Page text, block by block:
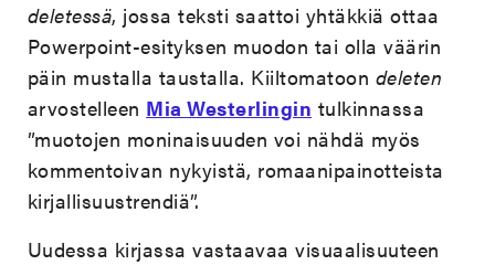
deletessä, jossa teksti saattoi yhtäkkiä ottaa
Powerpoint-esityksen muodon tai olla väärin
päin mustalla taustalla. Kiiltomatoon deleten
arvostelleen Mia Westerlingin tulkinnassa
”muotojen moninaisuuden voi nähdä myös
kommentoivan nykyistä, romaanipainotteista
kirjallisuustrendiä”.
Uudessa kirjassa vastaavaa visuaalisuuteen